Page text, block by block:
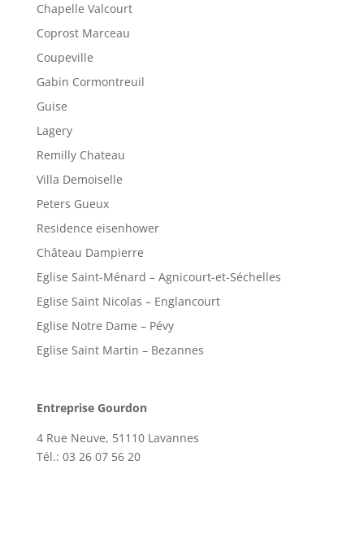
Chapelle Valcourt
Coprost Marceau
Coupeville
Gabin Cormontreuil
Guise
Lagery
Remilly Chateau
Villa Demoiselle
Peters Gueux
Residence eisenhower
Château Dampierre
Eglise Saint-Ménard – Agnicourt-et-Séchelles
Eglise Saint Nicolas – Englancourt
Eglise Notre Dame – Pévy
Eglise Saint Martin – Bezannes
Entreprise Gourdon
4 Rue Neuve, 51110 Lavannes
Tél.: 03 26 07 56 20